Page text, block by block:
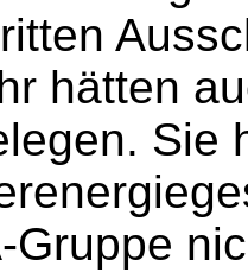
hätten
Sie
Gruppe